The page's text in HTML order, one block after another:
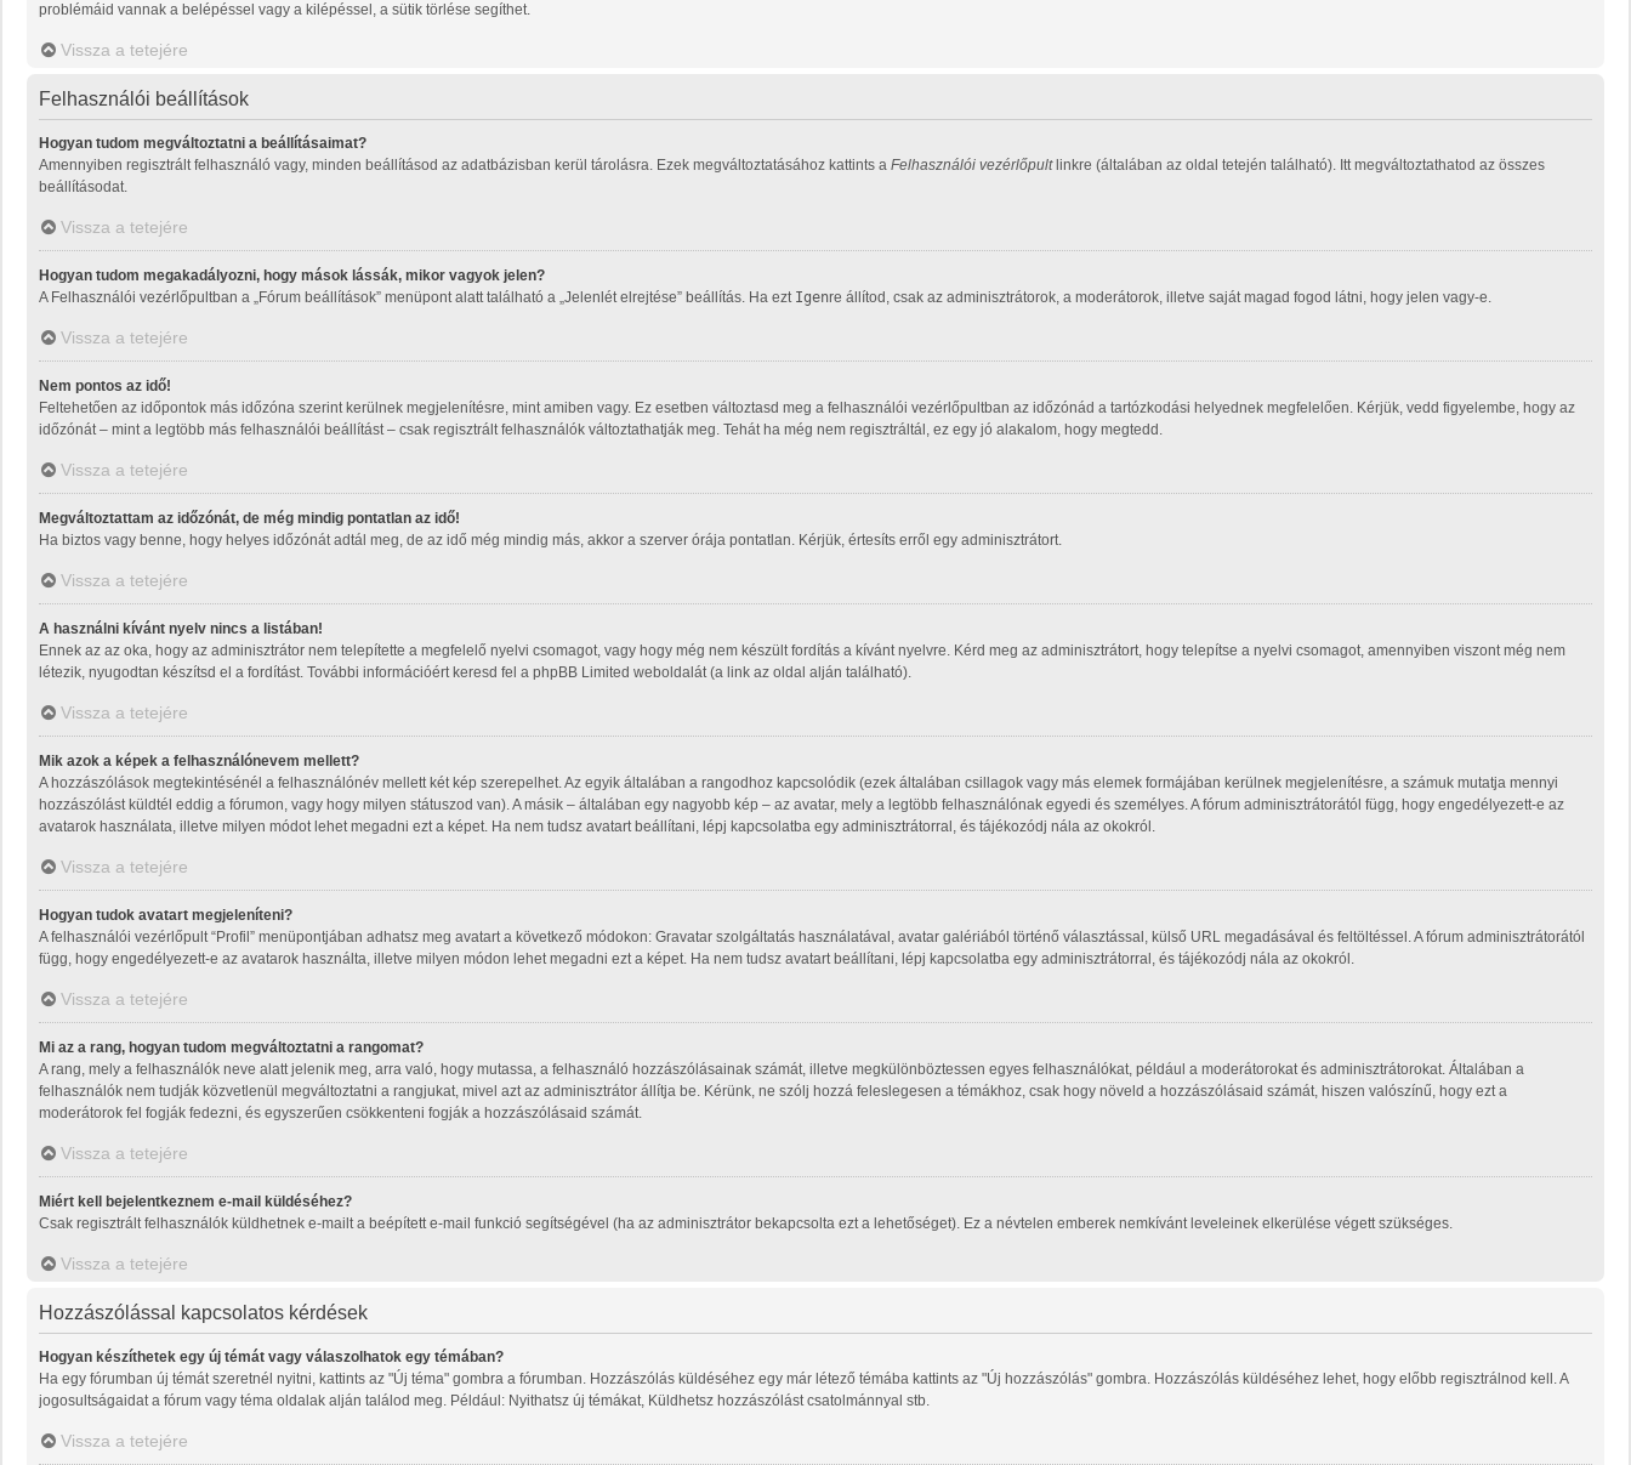
problémáid vannak a belépéssel vagy a kilépéssel, a sütik törlése segíthet.
Vissza a tetejére
Felhasználói beállítások
Hogyan tudom megváltoztatni a beállításaimat?
Amennyiben regisztrált felhasználó vagy, minden beállításod az adatbázisban kerül tárolásra. Ezek megváltoztatásához kattints a Felhasználói vezérlőpultlinkre (általában az oldal tetején található). Itt megváltoztathatod az összes
beállításodat.
Vissza a tetejére
Hogyan tudom megakadályozni, hogy mások lássák, mikor vagyok jelen?
A Felhasználói vezérlőpultban a „Fórum beállítások” menüpont alatt található a „Jelenlét elrejtése” beállítás. Ha ezt Igenre állítod, csak az adminisztrátorok, a moderátorok, illetve saját magad fogod látni, hogy jelen vagy-e.
Vissza a tetejére
Nem pontos az idő!
Feltehetően az időpontok más időzóna szerint kerülnek megjelenítésre, mint amiben vagy. Ez esetben változtasd meg a felhasználói vezérlőpultban az időzónád a tartózkodási helyednek megfelelően. Kérjük, vedd figyelembe, hogy az
időzónát – mint a legtöbb más felhasználói beállítást – csak regisztrált felhasználók változtathatják meg. Tehát ha még nem regisztráltál, ez egy jó alakalom, hogy megtedd.
Vissza a tetejére
Megváltoztattam az időzónát, de még mindig pontatlan az idő!
Ha biztos vagy benne, hogy helyes időzónát adtál meg, de az idő még mindig más, akkor a szerver órája pontatlan. Kérjük, értesíts erről egy adminisztrátort.
Vissza a tetejére
A használni kívánt nyelv nincs a listában!
Ennek az az oka, hogy az adminisztrátor nem telepítette a megfelelő nyelvi csomagot, vagy hogy még nem készült fordítás a kívánt nyelvre. Kérd meg az adminisztrátort, hogy telepítse a nyelvi csomagot, amennyiben viszont még nem
létezik, nyugodtan készítsd el a fordítást. További információért keresd fel a phpBB Limited weboldalát (a link az oldal alján található).
Vissza a tetejére
Mik azok a képek a felhasználónevem mellett?
A hozzászólások megtekintésénél a felhasználónév mellett két kép szerepelhet. Az egyik általában a rangodhoz kapcsolódik (ezek általában csillagok vagy más elemek formájában kerülnek megjelenítésre, a számuk mutatja mennyi
hozzászólást küldtél eddig a fórumon, vagy hogy milyen státuszod van). A másik – általában egy nagyobb kép – az avatar, mely a legtöbb felhasználónak egyedi és személyes. A fórum adminisztrátorától függ, hogy engedélyezett-e az
avatarok használata, illetve milyen módot lehet megadni ezt a képet. Ha nem tudsz avatart beállítani, lépj kapcsolatba egy adminisztrátorral, és tájékozódj nála az okokról.
Vissza a tetejére
Hogyan tudok avatart megjeleníteni?
A felhasználói vezérlőpult “Profil” menüpontjában adhatsz meg avatart a következő módokon: Gravatar szolgáltatás használatával, avatar galériából történő választással, külső URL megadásával és feltöltéssel. A fórum adminisztrátorától
függ, hogy engedélyezett-e az avatarok használta, illetve milyen módon lehet megadni ezt a képet. Ha nem tudsz avatart beállítani, lépj kapcsolatba egy adminisztrátorral, és tájékozódj nála az okokról.
Vissza a tetejére
Mi az a rang, hogyan tudom megváltoztatni a rangomat?
A rang, mely a felhasználók neve alatt jelenik meg, arra való, hogy mutassa, a felhasználó hozzászólásainak számát, illetve megkülönböztessen egyes felhasználókat, például a moderátorokat és adminisztrátorokat. Általában a
felhasználók nem tudják közvetlenül megváltoztatni a rangjukat, mivel azt az adminisztrátor állítja be. Kérünk, ne szólj hozzá feleslegesen a témákhoz, csak hogy növeld a hozzászólásaid számát, hiszen valószínű, hogy ezt a
moderátorok fel fogják fedezni, és egyszerűen csökkenteni fogják a hozzászólásaid számát.
Vissza a tetejére
Miért kell bejelentkeznem e-mail küldéséhez?
Csak regisztrált felhasználók küldhetnek e-mailt a beépített e-mail funkció segítségével (ha az adminisztrátor bekapcsolta ezt a lehetőséget). Ez a névtelen emberek nemkívánt leveleinek elkerülése végett szükséges.
Vissza a tetejére
Hozzászólással kapcsolatos kérdések
Hogyan készíthetek egy új témát vagy válaszolhatok egy témában?
Ha egy fórumban új témát szeretnél nyitni, kattints az "Új téma" gombra a fórumban. Hozzászólás küldéséhez egy már létező témába kattints az "Új hozzászólás" gombra. Hozzászólás küldéséhez lehet, hogy előbb regisztrálnod kell. A
jogosultságaidat a fórum vagy téma oldalak alján találod meg. Például: Nyithatsz új témákat, Küldhetsz hozzászólást csatolmánnyal stb.
Vissza a tetejére